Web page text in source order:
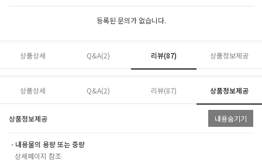
등록된 문의가 없습니다.
상품상세 Q&A(2) 리뷰(87) 상품정보제공
상품상세 Q&A(2) 리뷰(87) 상품정보제공
상품정보제공 내용숨기기
ㆍ내용물의 용량 또는 중량
상세페이지 참조